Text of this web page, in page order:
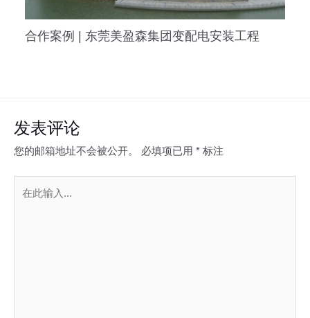
合作案例 | 东莞美盈森集团变配电安装工程
发表评论
您的邮箱地址不会被公开。 必填项已用 * 标注